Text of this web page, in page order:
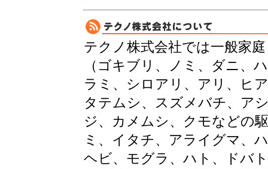
テクノ株式会社では一般家
（ゴキブリ、ノミ、ダニ、
ラミ、シロアリ、アリ、ヒ
タテムシ、スズメバチ、ア
ジ、カメムシ、クモなどの
ミ、イタチ、アライグマ、
ヘビ、モグラ、ハト、ドバ